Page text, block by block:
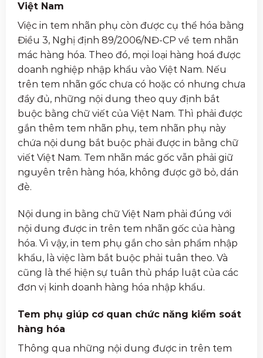
Việt Nam
Việc in tem nhãn phụ còn được cụ thể hóa bằng
Điều 3, Nghị định 89/2006/NĐ-CP về tem nhãn
mác hàng hóa. Theo đó, mọi loại hàng hoá được
doanh nghiệp nhập khẩu vào Việt Nam. Nếu
trên tem nhãn gốc chưa có hoặc có nhưng chưa
đầy đủ, những nội dung theo quy định bắt
buộc bằng chữ viết của Việt Nam. Thì phải được
gắn thêm tem nhãn phụ, tem nhãn phụ này
chứa nội dung bắt buộc phải được in bằng chữ
viết Việt Nam. Tem nhãn mác gốc vẫn phải giữ
nguyên trên hàng hóa, không được gỡ bỏ, dán
đè.
Nội dung in bằng chữ Việt Nam phải đúng với
nội dung được in trên tem nhãn gốc của hàng
hóa. Vì vậy, in tem phụ gắn cho sản phẩm nhập
khẩu, là việc làm bắt buộc phải tuân theo. Và
cũng là thể hiện sự tuân thủ pháp luật của các
đơn vị kinh doanh hàng hóa nhập khẩu.
Tem phụ giúp cơ quan chức năng kiểm soát
hàng hóa
Thông qua những nội dung được in trên tem